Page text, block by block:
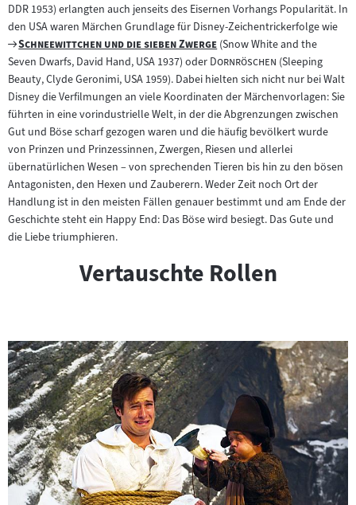
DDR 1953) erlangten auch jenseits des Eisernen Vorhangs Popularität. In
den USA waren Märchen Grundlage für Disney-Zeichentrickerfolge wie
Zum
Filmarchiv:
"
Schneewittchen und die sieben Zwerge"(Snow White and the
Seven Dwarfs, David Hand, USA 1937) oder"Dornröschen "(Sleeping
Beauty, Clyde Geronimi, USA 1959). Dabei hielten sich nicht nur bei Walt
Disney die Verfilmungen an viele Koordinaten der Märchenvorlagen: Sie
führten in eine vorindustrielle Welt, in der die Abgrenzungen zwischen
Gut und Böse scharf gezogen waren und die häufig bevölkert wurde
von Prinzen und Prinzessinnen, Zwergen, Riesen und allerlei
übernatürlichen Wesen – von sprechenden Tieren bis hin zu den bösen
Antagonisten, den Hexen und Zauberern. Weder Zeit noch Ort der
Handlung ist in den meisten Fällen genauer bestimmt und am Ende der
Geschichte steht ein Happy End: Das Böse wird besiegt. Das Gute und
die Liebe triumphieren.
Vertauschte Rollen